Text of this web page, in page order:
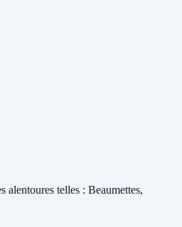
alentoures telles : Beaumettes,